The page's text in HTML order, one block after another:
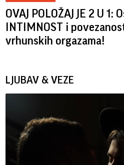
OVAJ POLOŽAJ JE 2 U 1:
INTIMNOST i
vrhunskih orgazama!
LJUBAV & VEZE